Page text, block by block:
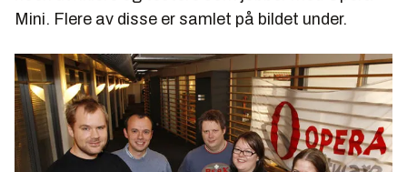
Mini. Flere av disse er samlet på bildet under.